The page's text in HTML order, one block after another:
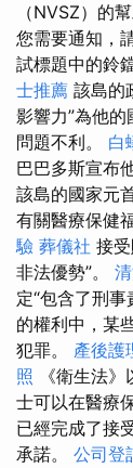
（NVSZ）的
您需要通知，
試標題中的鈴
士推薦 該島的
影響力”為他
問題不利。 白
巴巴多斯宣布
該島的國家元
有關醫療保健
驗 葬儀社 接
非法優勢”。
定“包含了刑事
的權利中，某
犯罪。 產後護
照
《衛生法
士可以在醫療
已經完成了接
承諾。 公司登